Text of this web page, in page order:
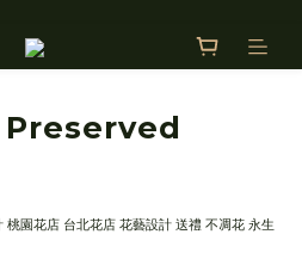
Preserved
園花店 台北花店 花藝設計 送禮 不凋花 永生